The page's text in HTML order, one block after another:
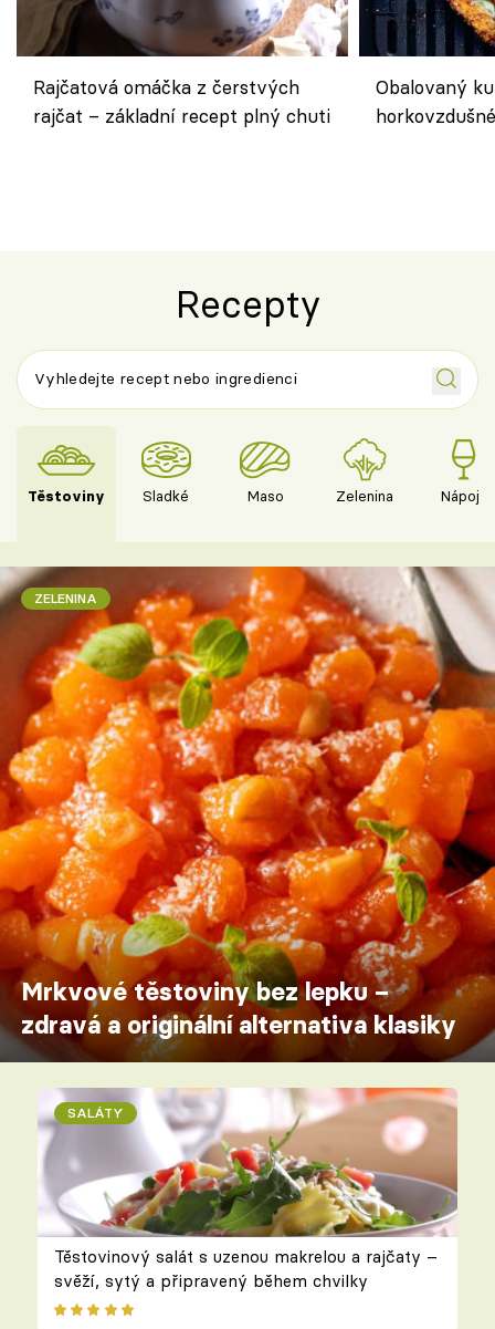
Rajčatová omáčka z čerstvých
rajčat – základní recept plný chuti
Obalovaný
Recepty
Těstoviny Sladké Maso Zelenina Nápoje
ZELENINA
Mrkvové těstoviny bez lepku –
zdravá a originální alternativa klasiky
SALÁTY
Těstovinový salát s uzenou makrelou a rajčaty –
svěží, sytý a připravený během chvilky